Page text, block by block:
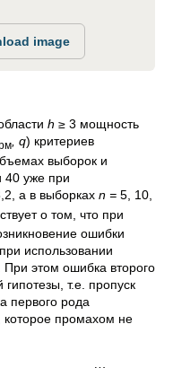
image
h ≥ 3 мощность
, q) критериев
выборок и
40 уже при
а в выборках n = 5, 10,
о том, что при
ошибки
использовании
При этом ошибка второго
т.е. пропуск
первого рода
промахом не